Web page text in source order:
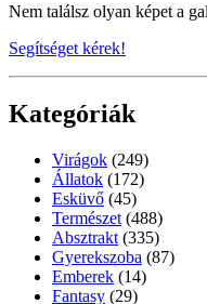
Nem találsz olyan képet a
Segítséget kérek!
Kategóriák
Virágok (249)
Állatok (172)
Esküvő (45)
Természet (488)
Absztrakt (335)
Gyerekszoba (87)
Emberek (14)
Fantasy (29)